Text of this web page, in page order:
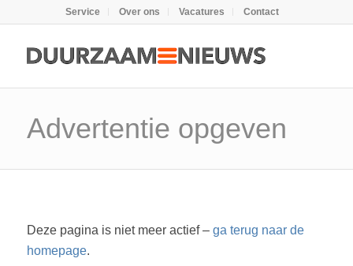
Service Over ons Vacatures Contact
Advertentie opgeven
Deze pagina is niet meer actief – ga terug naar de
homepage.